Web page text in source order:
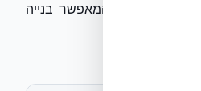
עמידות אש מקסימלית, המאפשר בנייה